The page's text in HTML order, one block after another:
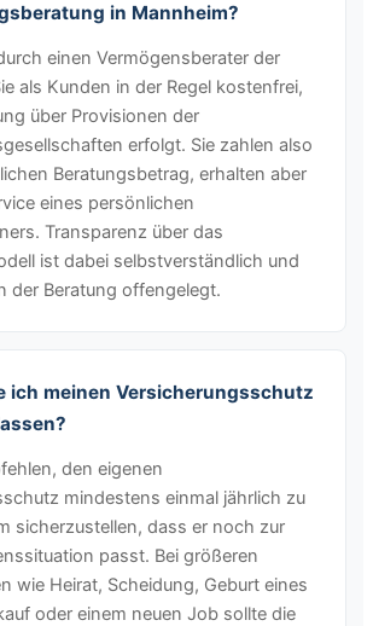
in Mannheim?
einen Vermögensberater der
als Kunden in der Regel kostenfrei,
über Provisionen der
erfolgt. Sie zahlen also
Beratungsbetrag, erhalten aber
eines persönlichen
Transparenz über das
ist dabei selbstverständlich und
der Beratung offengelegt.
ich meinen Versicherungsschutz
den eigenen
mindestens einmal jährlich zu
sicherzustellen, dass er noch zur
passt. Bei größeren
wie Heirat, Scheidung, Geburt eines
oder einem neuen Job sollte die